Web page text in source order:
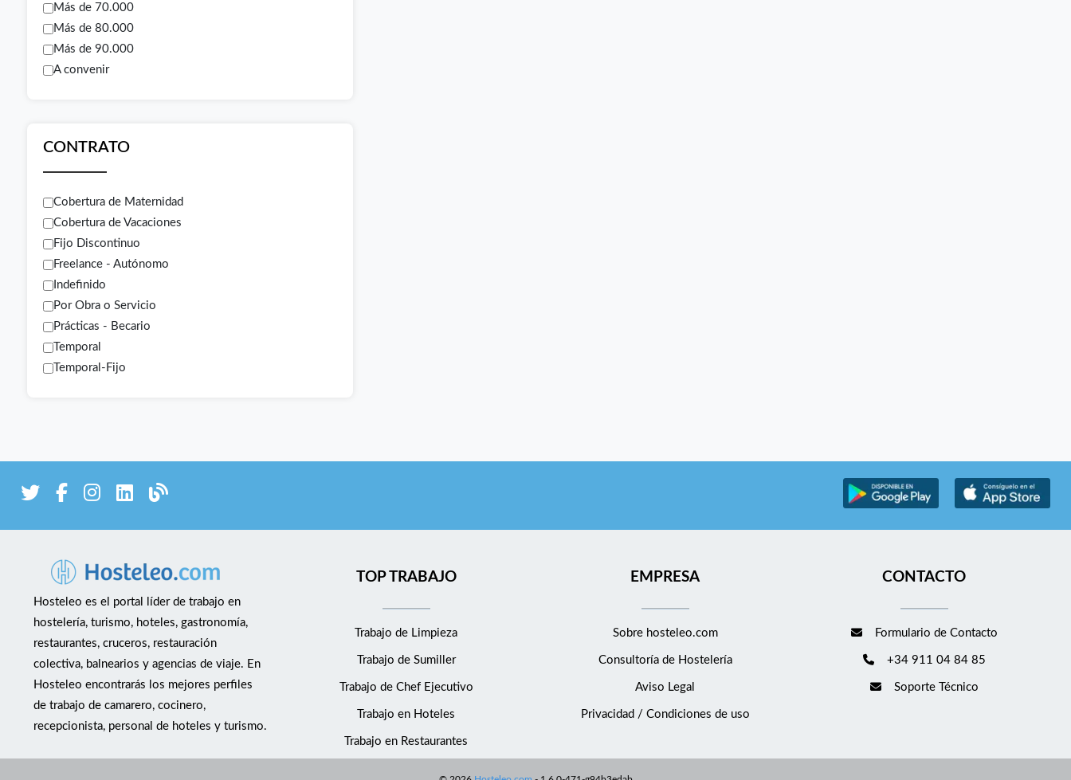
Más de 70.000
Más de 80.000
Más de 90.000
A convenir
CONTRATO
Cobertura de Maternidad
Cobertura de Vacaciones
Fijo Discontinuo
Freelance - Autónomo
Indefinido
Por Obra o Servicio
Prácticas - Becario
Temporal
Temporal-Fijo
Hosteleo es el portal líder de trabajo en
hostelería, turismo, hoteles, gastronomía,
restaurantes, cruceros, restauración
colectiva, balnearios y agencias de viaje. En
Hosteleo encontrarás los mejores perfiles
de trabajo de camarero, cocinero,
recepcionista, personal de hoteles y turismo.
TOP TRABAJO
Trabajo de Limpieza
Trabajo de Sumiller
Trabajo de Chef Ejecutivo
Trabajo en Hoteles
Trabajo en Restaurantes
EMPRESA
Sobre hosteleo.com
Consultoría de Hostelería
Aviso Legal
Privacidad / Condiciones de uso
CONTACTO
Formulario de Contacto
+34 911 04 84 85
Soporte Técnico